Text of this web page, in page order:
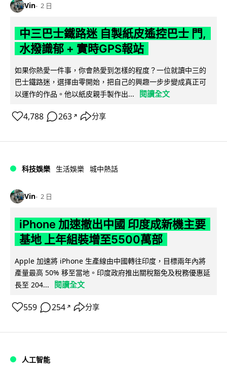
Vin 2 日
中三巴士鐵路迷 自製紙皮遙控巴士 門,
水撥識郁 + 實時GPS報站
如果你熱愛一件事，你會熱愛到怎樣的程度？一位就讀中三的
巴士鐵路迷，選擇由零開始，把自己的興趣一步步變成真正可
以運作的作品。他以紙皮親手製作出...
閱讀全文
4,788 263 ↗ 分享
科技娛樂 生活娛樂 城中熱話
Vin 2 日
iPhone 加速撤出中國 印度成新機主要
基地 上年組裝增至5500萬部
Apple 加速將 iPhone 生產線由中國轉往印度，目標兩年內將
產量最高 50% 移至當地。印度政府推出關稅豁免及稅務優惠延
長至 204...
閱讀全文
559 254 ↗ 分享
人工智能